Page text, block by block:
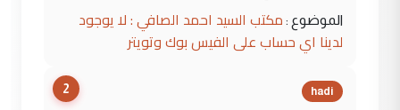
الموضوع : مكتب السيد احمد الصافي : لا يوجود
لدينا اي حساب على الفيس بوك وتويتر
2 hadi